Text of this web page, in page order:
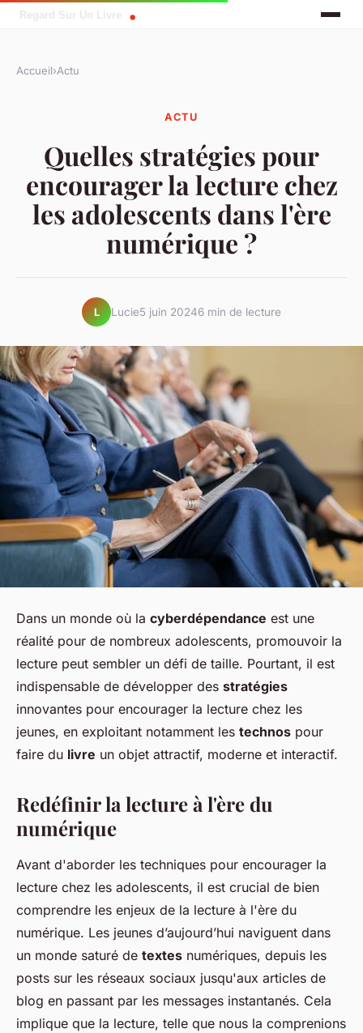
Accueil›Actu
ACTU
Quelles stratégies pour
encourager la lecture chez
les adolescents dans l'ère
numérique ?
L Lucie5 juin 20246 min de lecture
Dans un monde où la cyberdépendance est une
réalité pour de nombreux adolescents, promouvoir la
lecture peut sembler un défi de taille. Pourtant, il est
indispensable de développer des stratégies
innovantes pour encourager la lecture chez les
jeunes, en exploitant notamment les technos pour
faire du livre un objet attractif, moderne et interactif.
Redéfinir la lecture à l'ère du
numérique
Avant d'aborder les techniques pour encourager la
lecture chez les adolescents, il est crucial de bien
comprendre les enjeux de la lecture à l'ère du
numérique. Les jeunes d’aujourd’hui naviguent dans
un monde saturé de textes numériques, depuis les
posts sur les réseaux sociaux jusqu'aux articles de
blog en passant par les messages instantanés. Cela
implique que la lecture, telle que nous la comprenions